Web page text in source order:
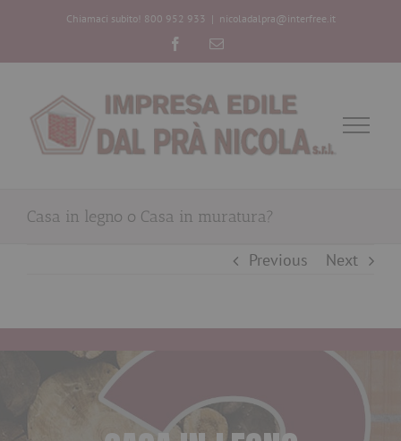
Chiamaci subito! 800 952 933 | nicoladalpra@interfree.it
FacebookEmail
Casa in legno o Casa in muratura?
Previous Next